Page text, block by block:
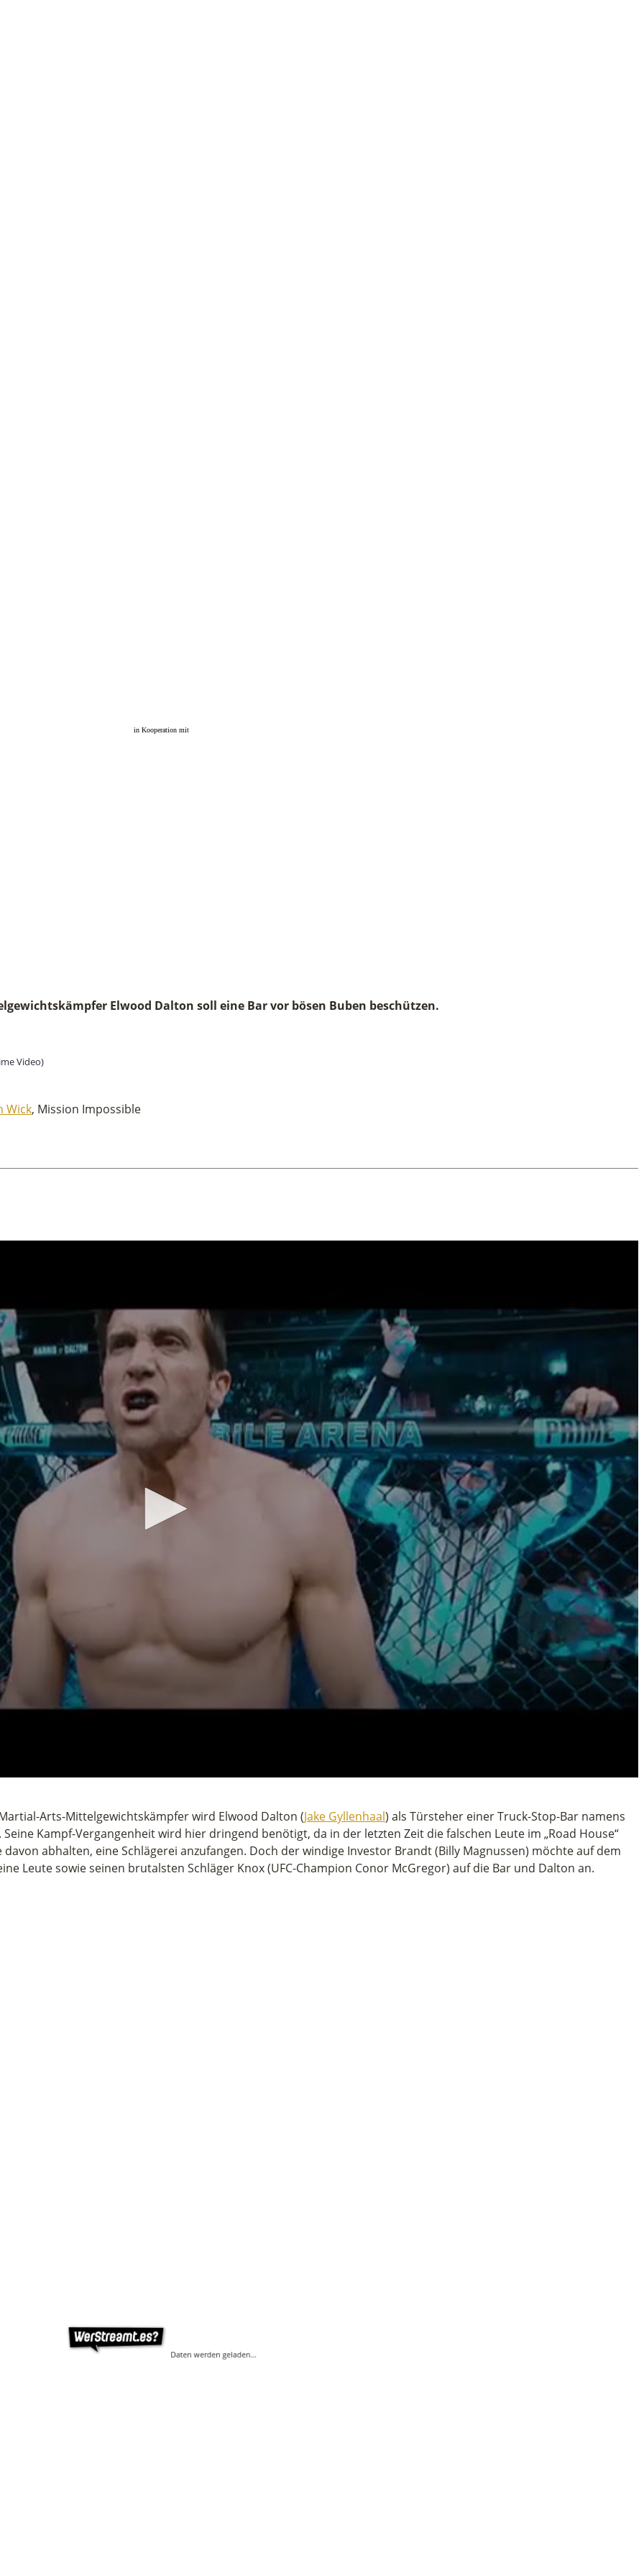
Elwood Dalton soll eine Bar vor bösen Buben beschützen.
Video)
Wick, Mission Impossible
Arts-Mittelgewichtskämpfer wird Elwood Dalton (Jake Gyllenhaal) als Türsteher einer Truck-Stop-Bar namens
Kampf-Vergangenheit wird hier dringend benötigt, da in der letzten Zeit die falschen Leute im „Road House“
abhalten, eine Schlägerei anzufangen. Doch der windige Investor Brandt (Billy Magnussen) möchte auf dem
Leute sowie seinen brutalsten Schläger Knox (UFC-Champion Conor McGregor) auf die Bar und Dalton an.
Daten werden geladen…